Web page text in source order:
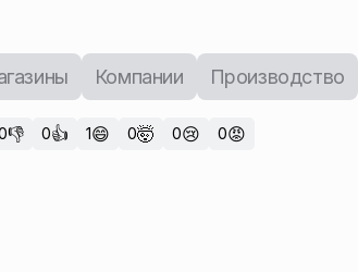
Компании Производство
👎 0👍 1😄 0🤯 0😢 0😡